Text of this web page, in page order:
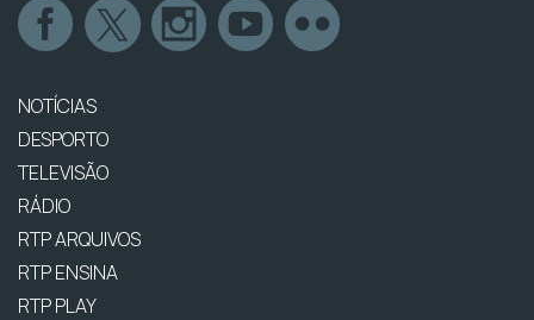
NOTÍCIAS
DESPORTO
TELEVISÃO
RÁDIO
RTP ARQUIVOS
RTP ENSINA
RTP PLAY